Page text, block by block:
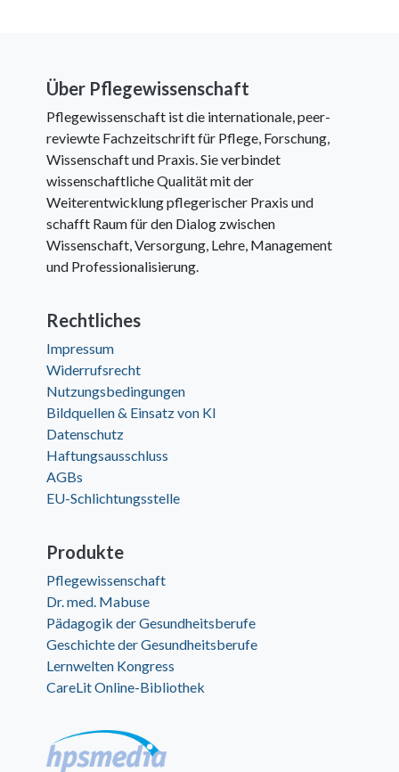
Über Pflegewissenschaft
Pflegewissenschaft ist die internationale, peer-
reviewte Fachzeitschrift für Pflege, Forschung,
Wissenschaft und Praxis. Sie verbindet
wissenschaftliche Qualität mit der
Weiterentwicklung pflegerischer Praxis und
schafft Raum für den Dialog zwischen
Wissenschaft, Versorgung, Lehre, Management
und Professionalisierung.
Rechtliches
Impressum
Widerrufsrecht
Nutzungsbedingungen
Bildquellen & Einsatz von KI
Datenschutz
Haftungsausschluss
AGBs
EU-Schlichtungsstelle
Produkte
Pflegewissenschaft
Dr. med. Mabuse
Pädagogik der Gesundheitsberufe
Geschichte der Gesundheitsberufe
Lernwelten Kongress
CareLit Online-Bibliothek